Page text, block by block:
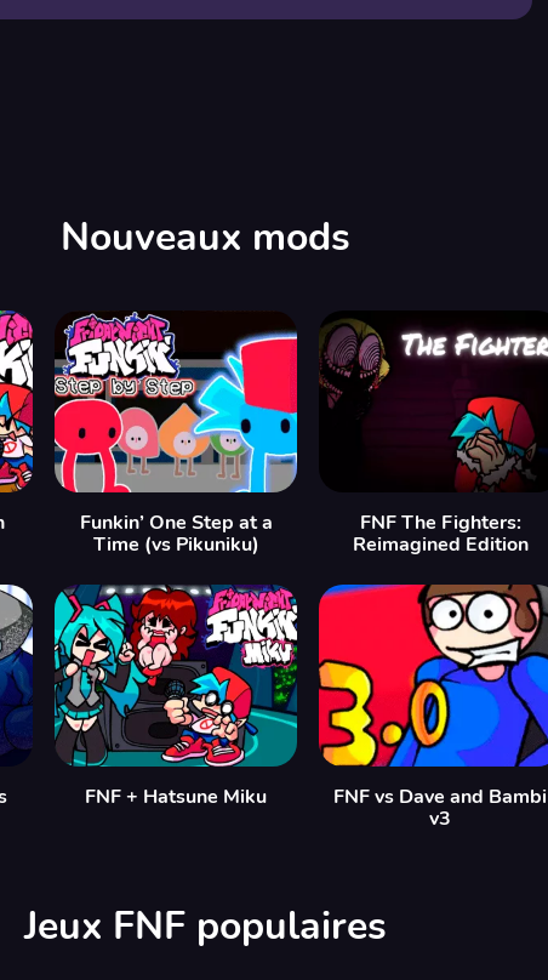
Nouveaux mods
Funkin’ One Step at a
Time (vs Pikuniku)
FNF The Fighters:
Reimagined Edition
FNF + Hatsune Miku
FNF vs Dave and Bambi
v3
Jeux FNF populaires